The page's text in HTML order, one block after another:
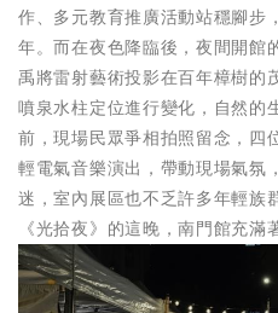
作、多元教育推廣活動站穩腳步
年。而在夜色降臨後，夜間開館
禹將雷射藝術投影在百年樟樹的
噴泉水柱定位進行變化，自然的
前，現場民眾爭相拍照留念，四
輕電氣音樂演出，帶動現場氣氛
迷，室內展區也不乏許多年輕族
《光拾夜》的這晚，南門館充滿